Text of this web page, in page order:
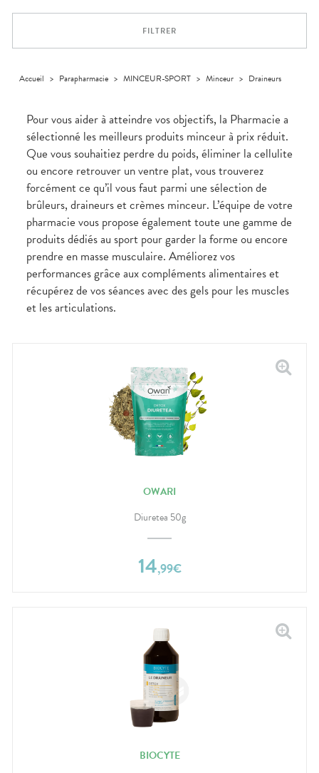
médicaux
Visage
FILTRER
Accueil > Parapharmacie > MINCEUR-SPORT > Minceur > Draineurs
Pour vous aider à atteindre vos objectifs, la Pharmacie a
sélectionné les meilleurs produits minceur à prix réduit.
Que vous souhaitiez perdre du poids, éliminer la cellulite
ou encore retrouver un ventre plat, vous trouverez
forcément ce qu’il vous faut parmi une sélection de
brûleurs, draineurs et crèmes minceur. L’équipe de votre
pharmacie vous propose également toute une gamme de
produits dédiés au sport pour garder la forme ou encore
prendre en masse musculaire. Améliorez vos
performances grâce aux compléments alimentaires et
récupérez de vos séances avec des gels pour les muscles
et les articulations.
OWARI
Diuretea 50g
14,99€
BIOCYTE